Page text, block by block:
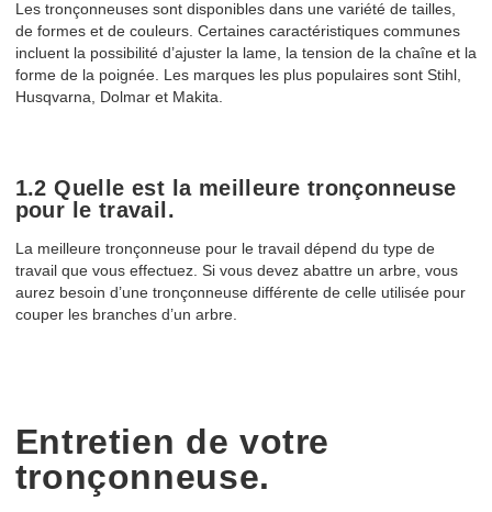
Les tronçonneuses sont disponibles dans une variété de tailles,
de formes et de couleurs. Certaines caractéristiques communes
incluent la possibilité d’ajuster la lame, la tension de la chaîne et la
forme de la poignée. Les marques les plus populaires sont Stihl,
Husqvarna, Dolmar et Makita.
1.2 Quelle est la meilleure tronçonneuse
pour le travail.
La meilleure tronçonneuse pour le travail dépend du type de
travail que vous effectuez. Si vous devez abattre un arbre, vous
aurez besoin d’une tronçonneuse différente de celle utilisée pour
couper les branches d’un arbre.
Entretien de votre
tronçonneuse.